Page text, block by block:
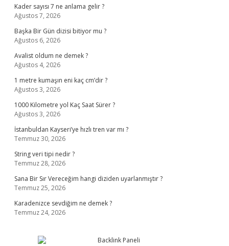
Kader sayısı 7 ne anlama gelir ?
Ağustos 7, 2026
Başka Bir Gün dizisi bitiyor mu ?
Ağustos 6, 2026
Avalist oldum ne demek ?
Ağustos 4, 2026
1 metre kumaşın eni kaç cm’dir ?
Ağustos 3, 2026
1000 Kilometre yol Kaç Saat Sürer ?
Ağustos 3, 2026
İstanbuldan Kayseri’ye hızlı tren var mı ?
Temmuz 30, 2026
String veri tipi nedir ?
Temmuz 28, 2026
Sana Bir Sır Vereceğim hangi diziden uyarlanmıştır ?
Temmuz 25, 2026
Karadenizce sevdiğim ne demek ?
Temmuz 24, 2026